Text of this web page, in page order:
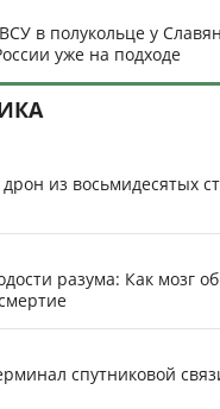
в полукольце у
уже на подходе
из восьмидесятых
разума: Как мозг
спутниковой